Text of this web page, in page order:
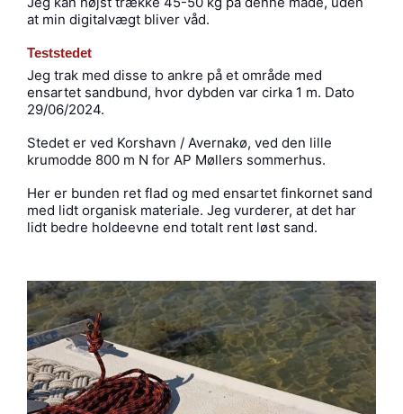
at min digitalvægt bliver våd.
Teststedet
Jeg trak med disse to ankre på et område med
ensartet sandbund, hvor dybden var cirka 1 m. Dato
29/06/2024.
Stedet er ved Korshavn / Avernakø, ved den lille
krumodde 800 m N for AP Møllers sommerhus.
Her er bunden ret flad og med ensartet finkornet sand
med lidt organisk materiale. Jeg vurderer, at det har
lidt bedre holdeevne end totalt rent løst sand.